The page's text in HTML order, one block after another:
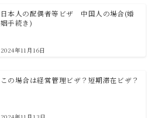
日本人の配偶者等ビザ 中国人の場合(婚
姻手続き)
2024年11月16日
この場合は経営管理ビザ？短期滞在ビザ？